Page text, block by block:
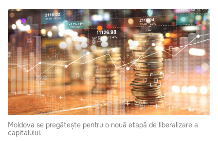
Moldova se pregătește pentru o nouă etapă de liberalizare a
capitalului.